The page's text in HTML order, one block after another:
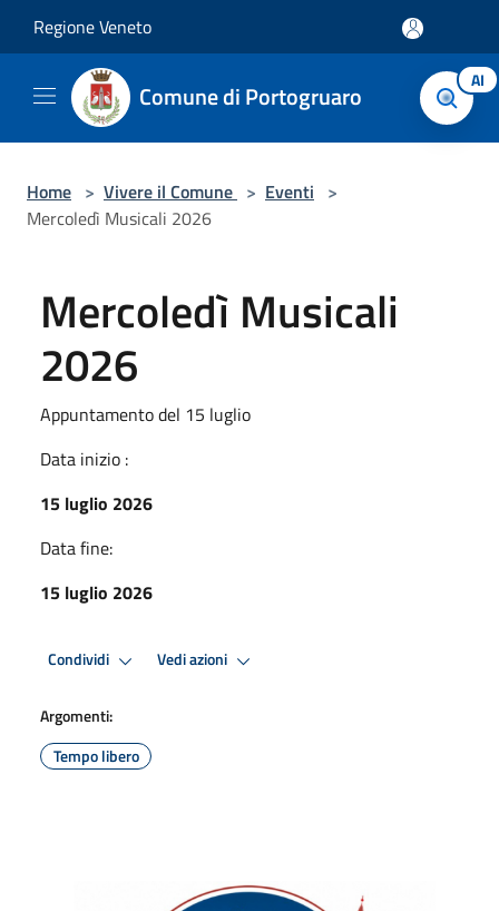
Regione Veneto
Comune di Portogruaro AI
Home > Vivere il Comune > Eventi >
Mercoledì Musicali 2026
Mercoledì Musicali
2026
Appuntamento del 15 luglio
Data inizio :
15 luglio 2026
Data fine:
15 luglio 2026
Condividi Vedi azioni
Argomenti:
Tempo libero